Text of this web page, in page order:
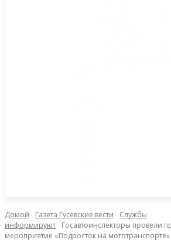
Домой Газета Гусевские вести
Службы
информируют
Госавтоинспекторы провели
мероприятие «Подросток на мототранспорте»